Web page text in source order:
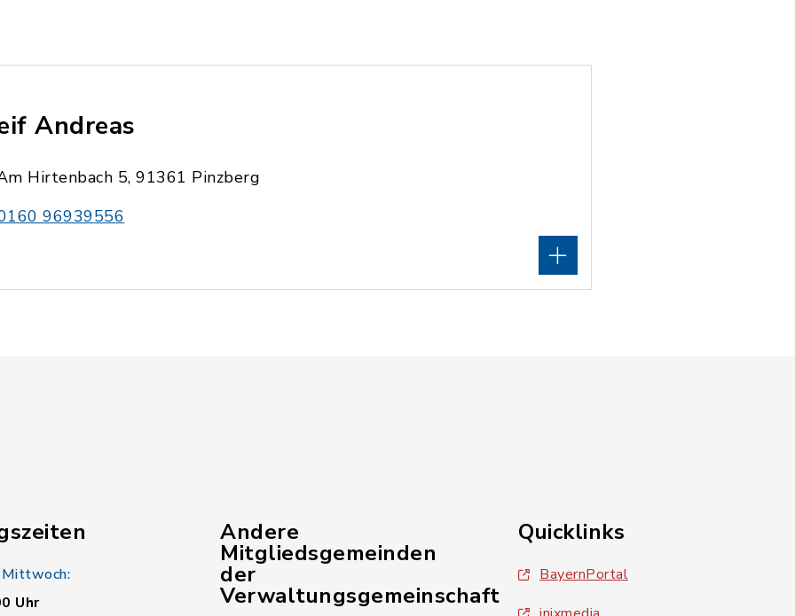
Andreas
Hirtenbach 5, 91361 Pinzberg
96939556
Uhr
Andere
Mitgliedsgemeinden
der
Verwaltungsgemeinschaft
Quicklinks
BayernPortal